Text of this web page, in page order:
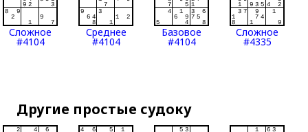
Сложное
#4104
Среднее
#4104
Базовое
#4104
Сложное
#4335
Другие простые судоку